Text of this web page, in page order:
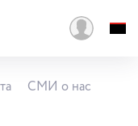
СМИ о нас